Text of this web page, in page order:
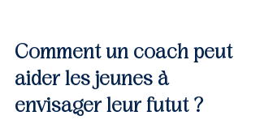
Comment un coach peut
aider les jeunes à
envisager leur futut ?